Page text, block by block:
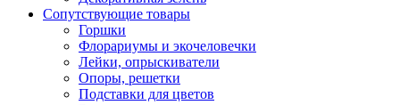
Сопутствующие товары
Горшки
Флорариумы и экочеловечки
Лейки, опрыскиватели
Опоры, решетки
Подставки для цветов